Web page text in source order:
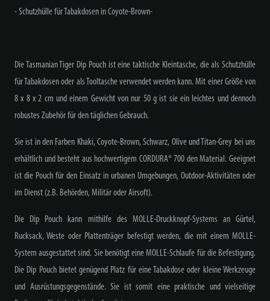
- Schutzhülle für Tabakdosen in Coyote-Brown-
Die Tasmanian Tiger Dip Pouch ist eine taktische Kleintasche, die als Schutzhülle
für Tabakdosen oder als Tooltasche verwendet werden kann. Mit einer Größe von
8 x 8 x 2 cm und einem Gewicht von nur 50 g ist sie ein leichtes und dennoch
robustes Zubehör für den täglichen Gebrauch.
Sie ist in den Farben Khaki, Coyote-Brown, Schwarz, Olive und Titan-Grey bei uns
erhältlich und besteht aus hochwertigem CORDURA® 700 den Material. Geeignet
ist die Pouch für den Einsatz in urbanen Umgebungen, Outdoor-Aktivitäten oder
im Dienst (z.B. Behörden, Militär oder Airsoft).
Die Dip Pouch kann mithilfe des MOLLE-Druckknopf-Systems an Gürtel,
Rucksack, Weste oder Plattenträger befestigt werden, die mit einem MOLLE-
System ausgestattet sind. Sie benötigt eine MOLLE-Schlaufe für die Befestigung.
Die Dip Pouch bietet genügend Platz für eine Tabakdose oder kleine Werkzeuge
und Ausrüstungsgegenstände. Sie ist somit eine praktische und vielseitige